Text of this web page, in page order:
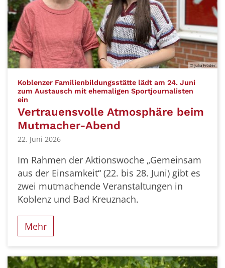
© Julia Fröder
Koblenzer Familienbildungsstätte lädt am 24. Juni
zum Austausch mit ehemaligen Sportjournalisten
ein
Vertrauensvolle Atmosphäre beim
Mutmacher-Abend
22. Juni 2026
Im Rahmen der Aktionswoche „Gemeinsam
aus der Einsamkeit“ (22. bis 28. Juni) gibt es
zwei mutmachende Veranstaltungen in
Koblenz und Bad Kreuznach.
Mehr